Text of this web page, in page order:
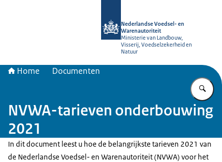
Nederlandse Voedsel- en
Warenautoriteit
Ministerie van Landbouw,
Visserij, Voedselzekerheid en
Natuur
Home Documenten
NVWA-tarieven onderbouwing
2021
In dit document leest u hoe de belangrijkste tarieven 2021 van
de Nederlandse Voedsel- en Warenautoriteit (NVWA) voor het